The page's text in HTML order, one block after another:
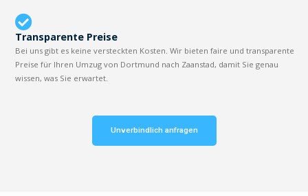
Transparente Preise
Bei uns gibt es keine versteckten Kosten. Wir bieten faire und transparente
Preise für Ihren Umzug von Dortmund nach Zaanstad, damit Sie genau
wissen, was Sie erwartet.
Unverbindlich anfragen